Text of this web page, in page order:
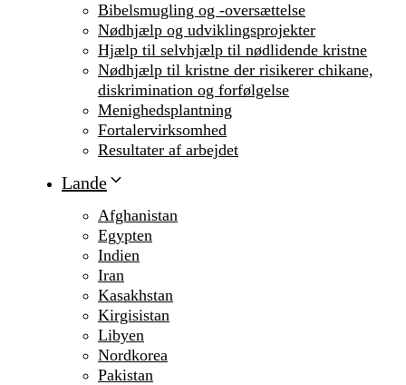
Bibelsmugling og -oversættelse
Nødhjælp og udviklingsprojekter
Hjælp til selvhjælp til nødlidende kristne
Nødhjælp til kristne der risikerer chikane,
diskrimination og forfølgelse
Menighedsplantning
Fortalervirksomhed
Resultater af arbejdet
Lande
Afghanistan
Egypten
Indien
Iran
Kasakhstan
Kirgisistan
Libyen
Nordkorea
Pakistan